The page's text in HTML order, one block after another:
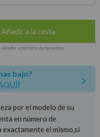
Añadir a la cesta
Añadir a mi lista de favoritos
bajo?
!
por el modelo de su
en número de
el mismo,si